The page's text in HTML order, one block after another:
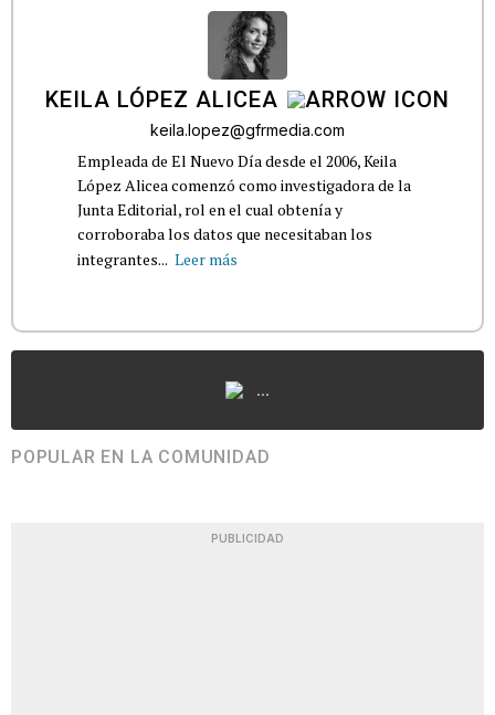
KEILA LÓPEZ ALICEA
keila.lopez@gfrmedia.com
Empleada de El Nuevo Día desde el 2006, Keila
López Alicea comenzó como investigadora de la
Junta Editorial, rol en el cual obtenía y
corroboraba los datos que necesitaban los
integrantes... Leer más
...
POPULAR EN LA COMUNIDAD
PUBLICIDAD